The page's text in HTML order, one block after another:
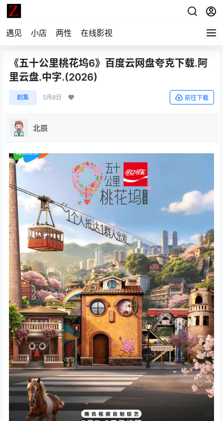
遇见 小店 两性 在线影视
《五十公里桃花坞6》百度云网盘夸克下载.阿
里云盘.中字.(2026)
剧集 5月8日 前往下载
北辰